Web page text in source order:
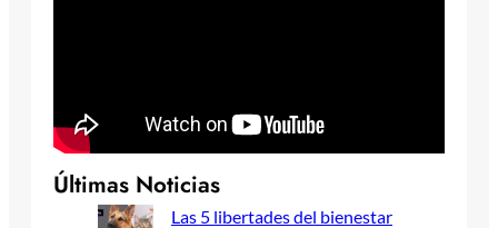
Últimas Noticias
Las 5 libertades del bienestar